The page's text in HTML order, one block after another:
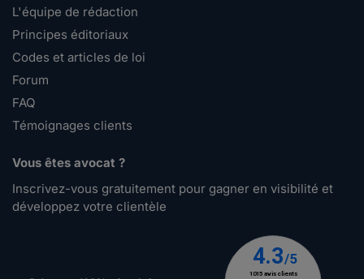
L'équipe de rédaction
Principes éditoriaux
Codes et articles de loi
Forum
FAQ
Témoignages clients
Vous êtes avocat ?
Inscrivez-vous gratuitement pour gagner en visibilité et
développez votre clientèle